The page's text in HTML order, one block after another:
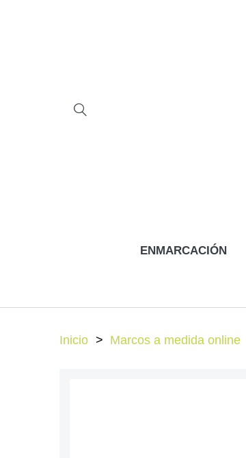
ENMARCACIÓN
Inicio Marcos a medida online